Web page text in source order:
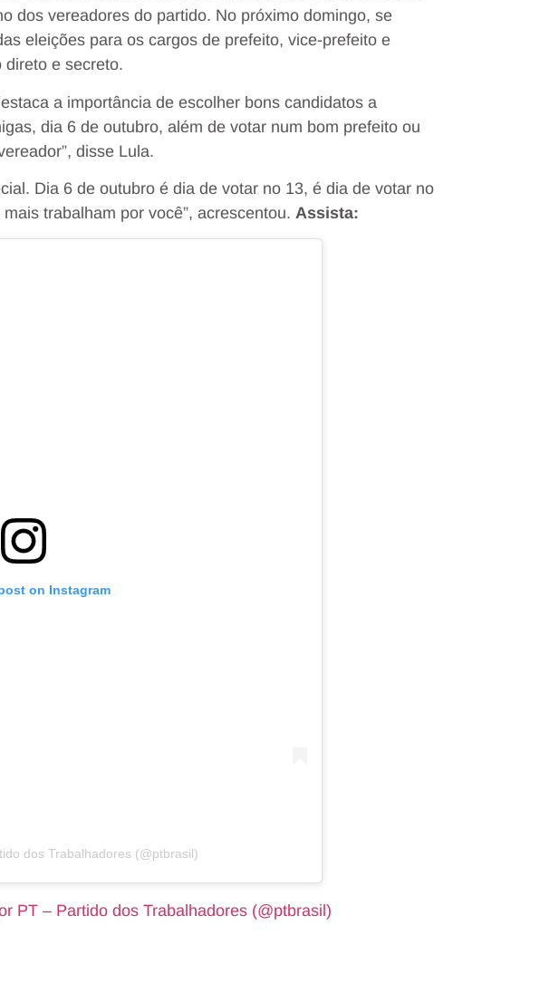
dos vereadores do partido. No próximo domingo, se
eleições para os cargos de prefeito, vice-prefeito e
direto e secreto.
a importância de escolher bons candidatos a
dia 6 de outubro, além de votar num bom prefeito ou
disse Lula.
Dia 6 de outubro é dia de votar no 1️3, é dia de votar no
trabalham por você”, acrescentou. Assista:
on Instagram
dos Trabalhadores (@ptbrasil)
PT – Partido dos Trabalhadores (@ptbrasil)